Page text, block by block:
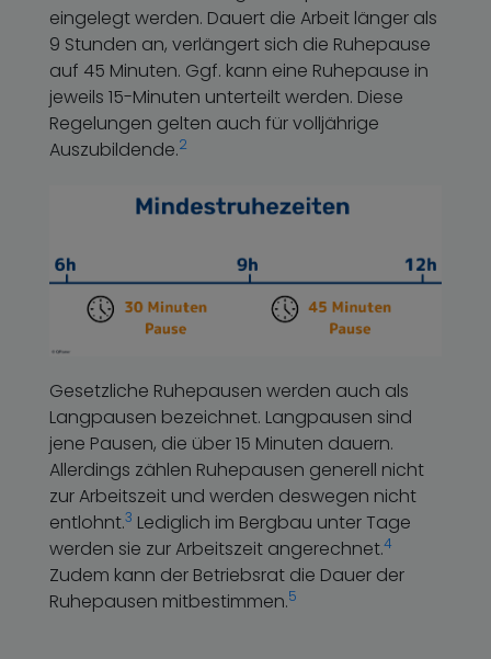
eingelegt werden. Dauert die Arbeit länger als
9 Stunden an, verlängert sich die Ruhepause
auf 45 Minuten. Ggf. kann eine Ruhepause in
jeweils 15-Minuten unterteilt werden. Diese
Regelungen gelten auch für volljährige
Auszubildende.2
Gesetzliche Ruhepausen werden auch als
Langpausen bezeichnet. Langpausen sind
jene Pausen, die über 15 Minuten dauern.
Allerdings zählen Ruhepausen generell nicht
zur Arbeitszeit und werden deswegen nicht
entlohnt.3 Lediglich im Bergbau unter Tage
werden sie zur Arbeitszeit angerechnet.4
Zudem kann der Betriebsrat die Dauer der
Ruhepausen mitbestimmen.5